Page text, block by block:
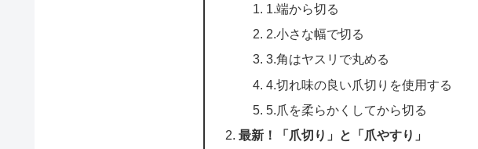
1.端から切る
2.小さな幅で切る
3.角はヤスリで丸める
4.切れ味の良い爪切りを使用する
5.爪を柔らかくしてから切る
最新！「爪切り」と「爪やすり」